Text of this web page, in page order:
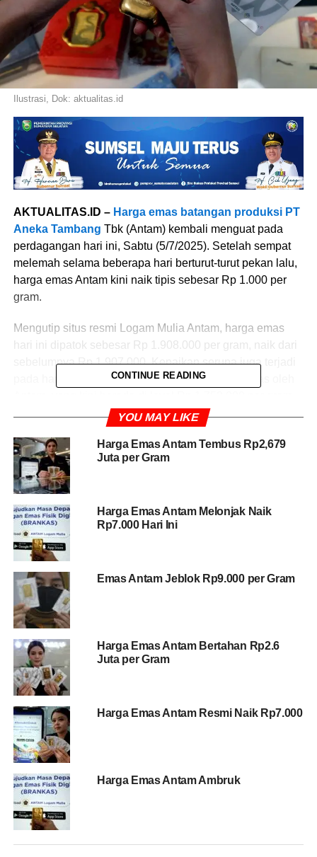
Ilustrasi, Dok: aktualitas.id
AKTUALITAS.ID – Harga emas batangan produksi PT
Aneka Tambang Tbk (Antam) kembali menguat pada
perdagangan hari ini, Sabtu (5/7/2025). Setelah sempat
melemah selama beberapa hari berturut-turut pekan lalu,
harga emas Antam kini naik tipis sebesar Rp 1.000 per
gram.
Mengutip situs resmi Logam Mulia Antam, harga emas
hari ini dipatok sebesar Rp 1.908.000 per gram, naik dari
sebelumnya Rp 1.907.000. Kenaikan serupa juga terjadi
pada harga buyback atau pembelian kembali emas oleh
naik Rp 1.000 dari hari sebelumnya.
Pekan lalu, harga emas Antam mengalami tekanan cukup
signifikan. Dalam tiga hari terakhir, harga logam mulia ini
turun masing-masing sebesar Rp 23.000 (Sabtu), Rp
17.000 (Jumat), dan Rp 8.000 (Kamis).
BACA JUGA
Harga Turun Jadi Rp 1.684.000 per Gram
Harga Emas Antam Hari Ini (5 Juli
2025):
0,5 gram: Rp 1.004.000
1 gram: Rp 1.908.000
3 gram: Rp 5.620.000
5 gram: Rp 9.344.000
10 gram: Rp 18.610.000
25 gram: Rp 46.362.500
50 gram: Rp 92.605.000
100 gram: Rp 185.090.000
CONTINUE READING
YOU MAY LIKE
Harga Emas Antam Tembus Rp2,679
Juta per Gram
Harga Emas Antam Melonjak Naik
Rp7.000 Hari Ini
Emas Antam Jeblok Rp9.000 per Gram
Harga Emas Antam Bertahan Rp2.6
Juta per Gram
Harga Emas Antam Resmi Naik Rp7.000
Harga Emas Antam Ambruk